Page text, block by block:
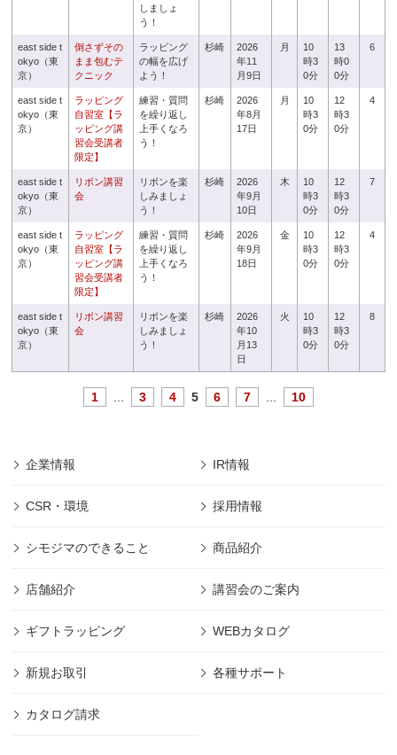
しましょ
う！
east side t
okyo（東
京）
倒さずその
まま包むテ
クニック
ラッピング
の幅を広げ
よう！
杉崎
2026
年11
月9日
月
10
時3
0分
13
時0
0分
6
east side t
okyo（東
京）
ラッピング
自習室【ラ
ッピング講
習会受講者
限定】
練習・質問
を繰り返し
上手くなろ
う！
杉崎
2026
年8月
17日
月
10
時3
0分
12
時3
0分
4
east side t
okyo（東
京）
リボン講習
会
リボンを楽
しみましょ
う！
杉崎
2026
年9月
10日
木
10
時3
0分
12
時3
0分
7
east side t
okyo（東
京）
ラッピング
自習室【ラ
ッピング講
習会受講者
限定】
練習・質問
を繰り返し
上手くなろ
う！
杉崎
2026
年9月
18日
金
10
時3
0分
12
時3
0分
4
east side t
okyo（東
京）
リボン講習
会
リボンを楽
しみましょ
う！
杉崎
2026
年10
月13
日
火
10
時3
0分
12
時3
0分
8
1 3 4 5 6 7 10
企業情報 IR情報
CSR・環境 採用情報
シモジマのできること 商品紹介
店舗紹介 講習会のご案内
ギフトラッピング WEBカタログ
新規お取引 各種サポート
カタログ請求